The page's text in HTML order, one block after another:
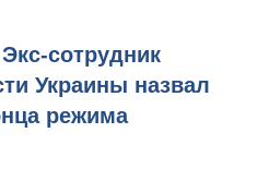
сотрудник
Украины назвал
режима